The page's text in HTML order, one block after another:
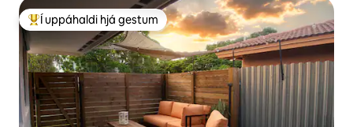
Í mestu uppáhaldi hjá gestum
Í uppáhaldi hjá gestum